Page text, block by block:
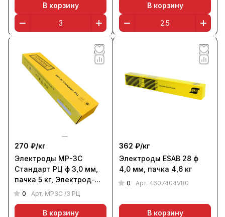
В корзину В корзину
270 ₽/кг
Электроды МР-3С
Стандарт РЦ ф 3,0 мм,
пачка 5 кг, Электрод-
Бор
0 Арт. МР3С /3 РЦ
В корзину
362 ₽/кг
Электроды ESAB 28 ф
4,0 мм, пачка 4,6 кг
0 Арт. 4607404V80
В корзину